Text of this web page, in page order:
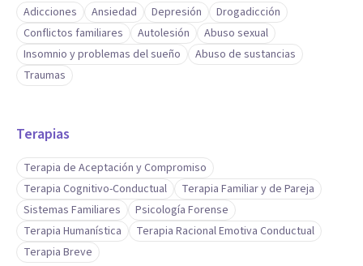
Adicciones Ansiedad Depresión
Drogadicción
Conflictos familiares
Autolesión
Abuso sexual
Insomnio y problemas del sueño
Abuso de sustancias
Traumas
Terapias
Terapia de Aceptación y Compromiso
Terapia Cognitivo-Conductual
Terapia Familiar y de Pareja
Sistemas Familiares
Psicología Forense
Terapia Humanística
Terapia Racional Emotiva Conductual
Terapia Breve